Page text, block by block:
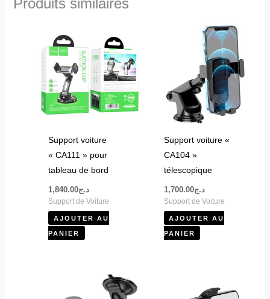
Support voiture
« CA111 » pour
tableau de bord
د.ج1,840.00
Support de Voiture
AJOUTER AU
PANIER
Support voiture «
CA104 »
télescopique
د.ج1,700.00
Support de Voiture
AJOUTER AU
PANIER